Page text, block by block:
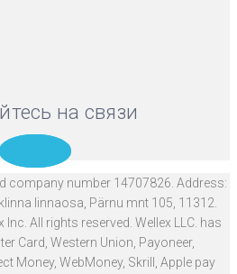
на связи
company number 14707826. Address:
linnaosa, Pärnu mnt 105, 11312.
All rights reserved. Wellex LLC. has
Card, Western Union, Payoneer,
Money, WebMoney, Skrill, Apple pay